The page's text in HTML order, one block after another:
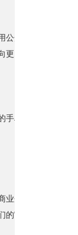
公众的积极性和人
多的受众。病毒
手段，包括sem竞
业企业价值的营销
官方微博，向微